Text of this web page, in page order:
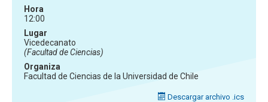
Hora
12:00
Lugar
Vicedecanato
(Facultad de Ciencias)
Organiza
Facultad de Ciencias de la Universidad de Chile
Descargar archivo .ics